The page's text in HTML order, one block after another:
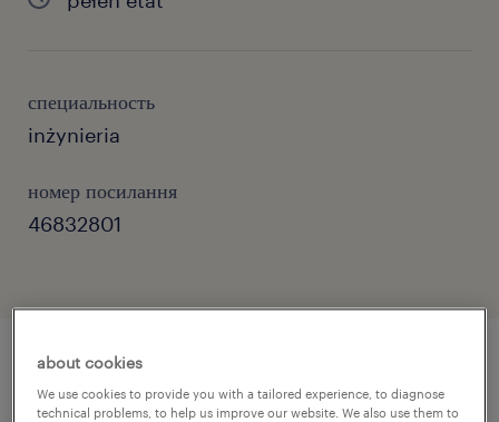
специальность
inżynieria
номер посилання
46832801
описание должности
about cookies
We use cookies to provide you with a tailored experience, to diagnose
technical problems, to help us improve our website. We also use them to